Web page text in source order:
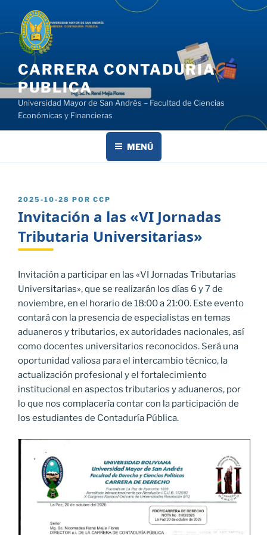
contenido
CARRERA CONTADURIA
PUBLICA
Universidad Mayor de San Andrés – Facultad de Ciencias
Económicas y Financieras
MENÚ
PUBLICADO
2025-10-28 POR CCP
Invitación a las «VI Jornadas
Tributaria Universitarias»
Invitación a participar en las «VI Jornadas Tributarias
Universitarias», que se realizarán los días 6 y 7 de
noviembre, en el horario de 18:00 a 21:00. Este evento
contará con la presencia de especialistas en temas
aduaneros y tributarios, ex autoridades nacionales, así
como docentes universitarios reconocidos. Será una
oportunidad valiosa para el intercambio técnico, la
actualización profesional y el fortalecimiento
institucional en aspectos tributarios y aduaneros, por
lo que nos complacería contar con la participación de
los estudiantes de Contaduría Pública.